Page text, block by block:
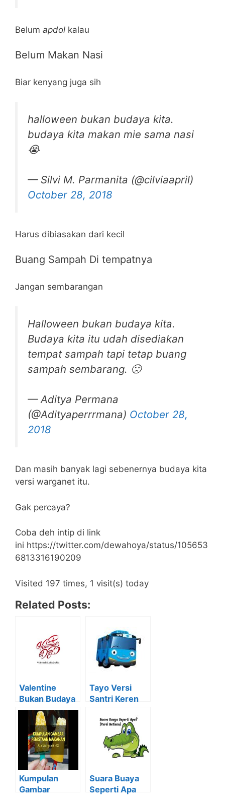
Belum apdol kalau
Belum Makan Nasi
Biar kenyang juga sih
halloween bukan budaya kita.
budaya kita makan mie sama nasi
😭
— Silvi M. Parmanita (@cilviaapril)
October 28, 2018
Harus dibiasakan dari kecil
Buang Sampah Di tempatnya
Jangan sembarangan
Halloween bukan budaya kita.
Budaya kita itu udah disediakan
tempat sampah tapi tetap buang
sampah sembarang. 🙁
— Aditya Permana
(@Adityaperrrmana) October 28,
2018
Dan masih banyak lagi sebenernya budaya kita
versi warganet itu.
Gak percaya?
Coba deh intip di link
ini https://twitter.com/dewahoya/status/105653
6813316190209
Visited 197 times, 1 visit(s) today
Related Posts:
Valentine
Bukan Budaya
Kita, Budaya
Kita Adalah…
Tayo Versi
Santri Keren
Kumpulan
Gambar
Suara Buaya
Seperti Apa